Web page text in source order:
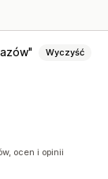
Wyczyść
ocen i opinii